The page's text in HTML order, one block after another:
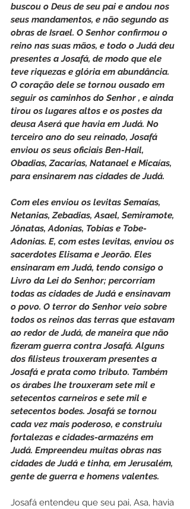
buscou o Deus de seu pai e andou nos
seus mandamentos, e não segundo as
obras de Israel. O Senhor confirmou o
reino nas suas mãos, e todo o Judá deu
presentes a Josafá, de modo que ele
teve riquezas e glória em abundância.
O coração dele se tornou ousado em
seguir os caminhos do Senhor , e ainda
tirou os lugares altos e os postes da
deusa Aserá que havia em Judá. No
terceiro ano do seu reinado, Josafá
enviou os seus oficiais Ben-Hail,
Obadias, Zacarias, Natanael e Micaías,
para ensinarem nas cidades de Judá.
Com eles enviou os levitas Semaías,
Netanias, Zebadias, Asael, Semiramote,
Jônatas, Adonias, Tobias e Tobe-
Adonias. E, com estes levitas, enviou os
sacerdotes Elisama e Jeorão. Eles
ensinaram em Judá, tendo consigo o
Livro da Lei do Senhor; percorriam
todas as cidades de Judá e ensinavam
o povo. O terror do Senhor veio sobre
todos os reinos das terras que estavam
ao redor de Judá, de maneira que não
fizeram guerra contra Josafá. Alguns
dos filisteus trouxeram presentes a
Josafá e prata como tributo. Também
os árabes lhe trouxeram sete mil e
setecentos carneiros e sete mil e
setecentos bodes. Josafá se tornou
cada vez mais poderoso, e construiu
fortalezas e cidades-armazéns em
Judá. Empreendeu muitas obras nas
cidades de Judá e tinha, em Jerusalém,
gente de guerra e homens valentes.
Josafá entendeu que seu pai, Asa, havia